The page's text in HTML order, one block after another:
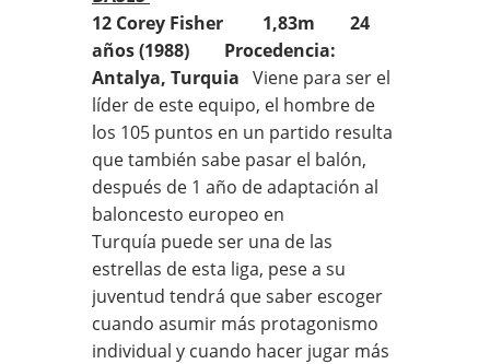
12 Corey Fisher 1,83m 24
años (1988) Procedencia:
Antalya, Turquia Viene para ser el
líder de este equipo, el hombre de
los 105 puntos en un partido resulta
que también sabe pasar el balón,
después de 1 año de adaptación al
baloncesto europeo en
Turquía puede ser una de las
estrellas de esta liga, pese a su
juventud tendrá que saber escoger
cuando asumir más protagonismo
individual y cuando hacer jugar más